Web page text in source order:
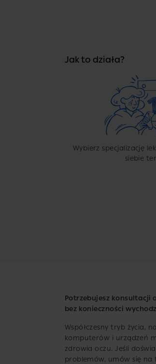
Jak to działa?
Wybierz specjalizację
siebie
Potrzebujesz konsultacji
bez konieczności
Współczesny tryb życia,
komputerów i urządzeń
zdrowia oczu. Jeśli
problemów, umów się na